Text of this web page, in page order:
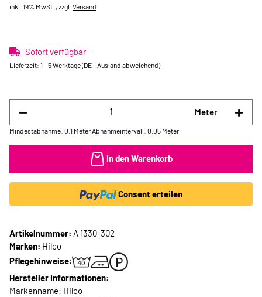
inkl. 19% MwSt. , zzgl. Versand
Sofort verfügbar
Lieferzeit: 1 - 5 Werktage(DE - Ausland abweichend)
Meter
Mindestabnahme: 0.1 Meter Abnahmeintervall: 0.05 Meter
In den Warenkorb
Consent erteilen
Artikelnummer: A 1330-302
Marken: Hilco
Pflegehinweise:
Hersteller Informationen:
Markenname: Hilco